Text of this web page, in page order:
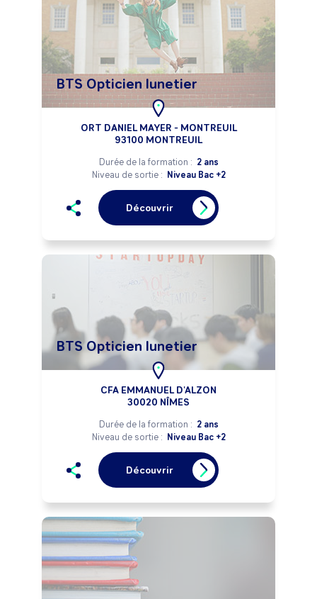
BTS Opticien lunetier
ORT DANIEL MAYER - MONTREUIL
93100 MONTREUIL
Durée de la formation : 2 ans
Niveau de sortie : Niveau Bac +2
Découvrir
BTS Opticien lunetier
CFA EMMANUEL D'ALZON
30020 NÎMES
Durée de la formation : 2 ans
Niveau de sortie : Niveau Bac +2
Découvrir